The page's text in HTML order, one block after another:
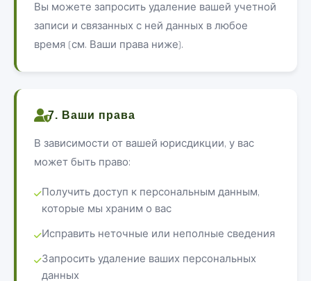
Вы можете запросить удаление вашей учетной
записи и связанных с ней данных в любое
время (см. Ваши права ниже).
7. Ваши права
В зависимости от вашей юрисдикции, у вас
может быть право:
Получить доступ к персональным данным,
которые мы храним о вас
Исправить неточные или неполные сведения
Запросить удаление ваших персональных
данных